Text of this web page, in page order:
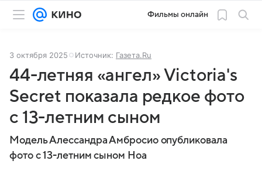
Фильмы онлайн
3 октября 2025 Источник: Газета.Ru
44-летняя «ангел» Victoria's
Secret показала редкое фото
с 13-летним сыном
Модель Алессандра Амбросио опубликовала
фото с 13-летним сыном Ноа